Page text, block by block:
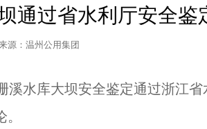
通过省水利厅安全鉴
源：温州公用集团
水库大坝安全鉴定通过浙江省